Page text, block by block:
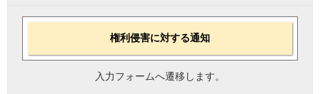
権利侵害に対する通知
入力フォームへ遷移します。